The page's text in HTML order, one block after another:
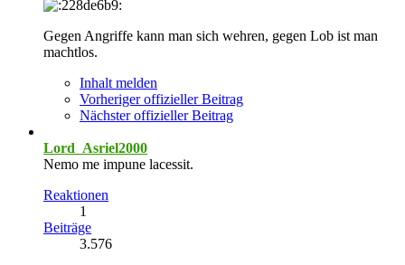
Gegen Angriffe kann man sich wehren, gegen Lob ist man
machtlos.
Inhalt melden
Vorheriger offizieller Beitrag
Nächster offizieller Beitrag
Lord_Asriel2000
Nemo me impune lacessit.
Reaktionen
1
Beiträge
3.576